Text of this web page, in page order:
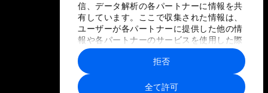
信、データ解析の各パートナーに情報を共
有しています。ここで収集された情報は、
ユーザーが各パートナーに提供した他の情
報や各パートナーのサービスを使用した際
に収集された情報と組み合わされ、各パー
トナーによって使用されることがありま
す。
全て許可
拒否
プライバシーポリシーと利用規約